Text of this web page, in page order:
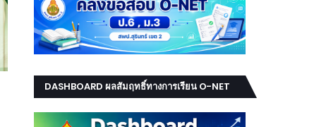
DASHBOARD ผลสัมฤทธิ์ทางการเรียน O-NET